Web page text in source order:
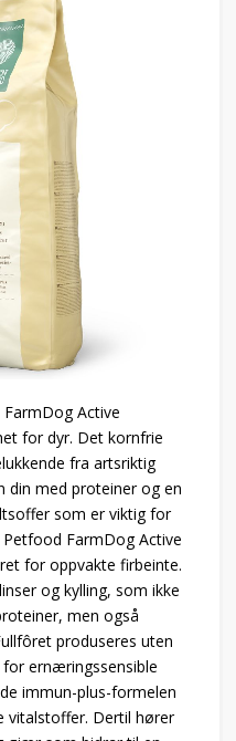
Active
for dyr. Det kornfrie
fra artsriktig
din med proteiner og en
som er viktig for
FarmDog Active
for oppvakte firbeinte.
og kylling, som ikke
men også
produseres uten
ernæringssensible
immun-plus-formelen
vitalstoffer. Dertil hører